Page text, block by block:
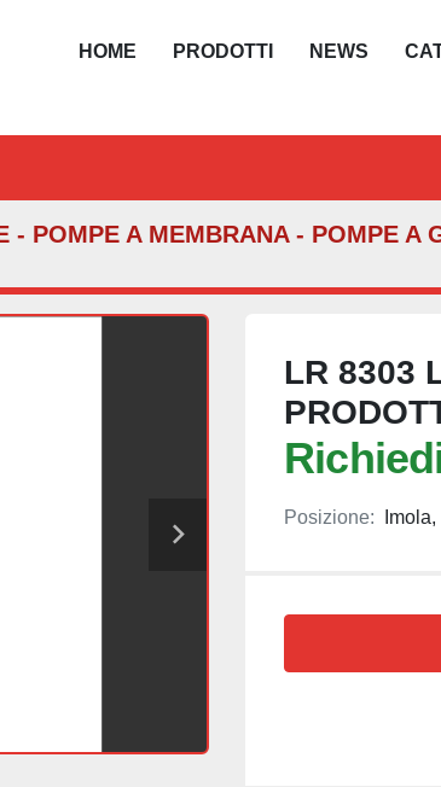
HOME PRODOTTI NEWS
- POMPE A MEMBRANA - POMPE A
LR 8303
Posizione: